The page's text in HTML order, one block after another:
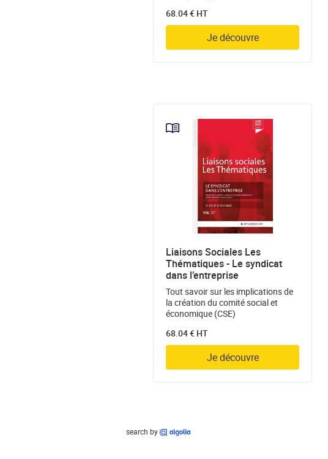
68.04 € HT
Je découvre
Liaisons Sociales Les
Thématiques - Le syndicat
dans l’entreprise
Tout savoir sur les implications de
la création du comité social et
économique (CSE)
68.04 € HT
Je découvre
search by